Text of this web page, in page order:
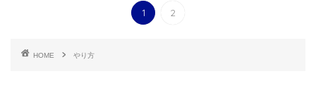
1 2
HOME やり方